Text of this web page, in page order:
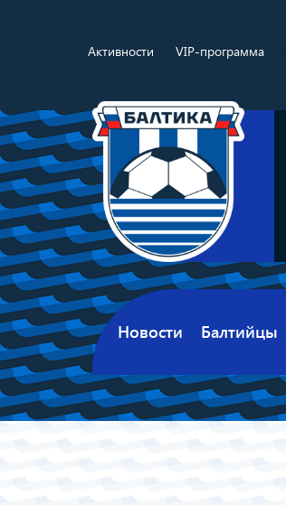
Активности VIP-программа
Новости Балтийцы